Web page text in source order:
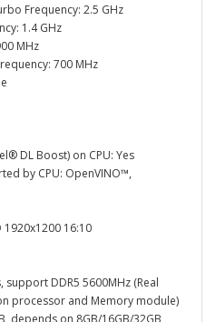
Frequency: 2.5 GHz
1.4 GHz
MHz
700 MHz
DL Boost) on CPU: Yes
by CPU: OpenVINO™,
1920x1200 16:10
support DDR5 5600MHz (Real
processor and Memory module)
depends on 8GB/16GB/32GB